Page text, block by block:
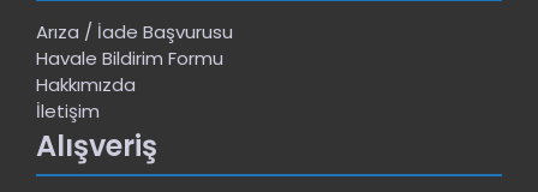
Arıza / İade Başvurusu
Havale Bildirim Formu
Hakkımızda
İletişim
Alışveriş